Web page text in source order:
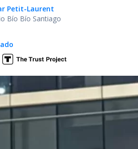
Petit-Laurent
Bío Bío Santiago